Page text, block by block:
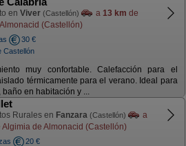
en Viver (Castellón) a 13 km de
(Castellón)
30 €
Castellón
muy confortable. Calefacción para el
térmicamente para el verano. Ideal para
en habitación y ...
Rurales en Fanzara (Castellón)
a
Algimia de Almonacid (Castellón)
20 €